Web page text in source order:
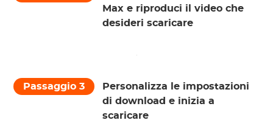
Max e riproduci il video che
desideri scaricare
Passaggio 3
Personalizza le impostazioni
di download e inizia a
scaricare